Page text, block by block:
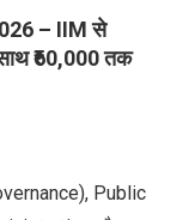
– IIM से
₹60,000 तक
Public